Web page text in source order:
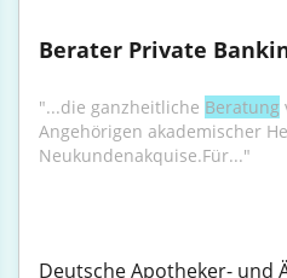
Berater Private
"...die ganzheitliche Beratung
Angehörigen akademischer
Neukundenakquise.Für..."
Deutsche Apotheker- und